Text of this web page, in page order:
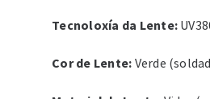
Tecnoloxía da Lente:
Cor de Lente: Verde